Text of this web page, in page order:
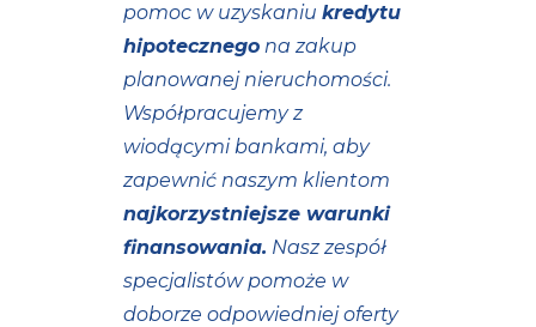
pomoc w uzyskaniu kredytu
hipotecznegona zakup
planowanej nieruchomości.
Współpracujemy z
wiodącymi bankami, aby
zapewnić naszym klientom
najkorzystniejsze warunki
finansowania. Nasz zespół
specjalistów pomoże w
doborze odpowiedniej oferty